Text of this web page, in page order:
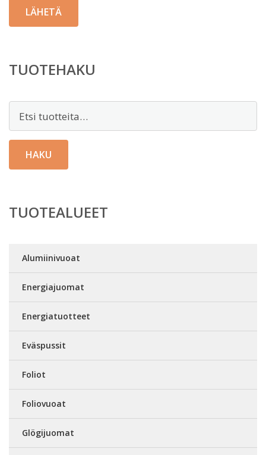
TUOTEHAKU
HAKU
TUOTEALUEET
Alumiinivuoat
Energiajuomat
Energiatuotteet
Eväspussit
Foliot
Foliovuoat
Glögijuomat